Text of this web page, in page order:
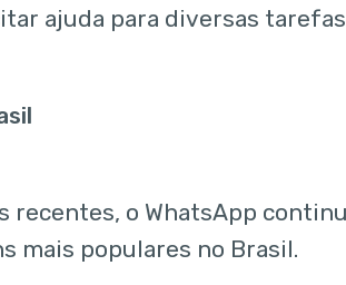
ajuda para diversas
recentes, o WhatsApp
mais populares no Brasil.